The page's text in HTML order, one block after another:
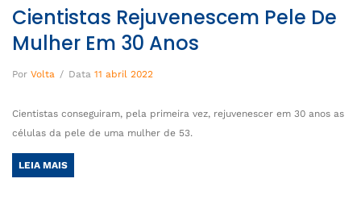
Cientistas Rejuvenescem Pele De
Mulher Em 30 Anos
Por Volta / Data 11 abril 2022
Cientistas conseguiram, pela primeira vez, rejuvenescer em 30 anos as
células da pele de uma mulher de 53.
LEIA MAIS